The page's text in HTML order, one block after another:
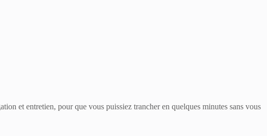
et entretien, pour que vous puissiez trancher en quelques minutes sans vous